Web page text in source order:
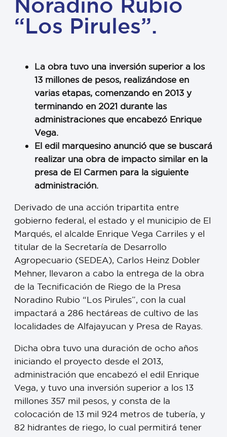
“Los Pirules”.
La obra tuvo una inversión superior a los
13 millones de pesos, realizándose en
varias etapas, comenzando en 2013 y
terminando en 2021 durante las
administraciones que encabezó Enrique
Vega.
El edil marquesino anunció que se buscará
realizar una obra de impacto similar en la
presa de El Carmen para la siguiente
administración.
Derivado de una acción tripartita entre
gobierno federal, el estado y el municipio de El
Marqués, el alcalde Enrique Vega Carriles y el
titular de la Secretaría de Desarrollo
Agropecuario (SEDEA), Carlos Heinz Dobler
Mehner, llevaron a cabo la entrega de la obra
de la Tecnificación de Riego de la Presa
Noradino Rubio “Los Pirules”, con la cual
impactará a 286 hectáreas de cultivo de las
localidades de Alfajayucan y Presa de Rayas.
Dicha obra tuvo una duración de ocho años
iniciando el proyecto desde el 2013,
administración que encabezó el edil Enrique
Vega, y tuvo una inversión superior a los 13
millones 357 mil pesos, y consta de la
colocación de 13 mil 924 metros de tubería, y
82 hidrantes de riego, lo cual permitirá tener